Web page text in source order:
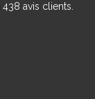
438 avis clients.